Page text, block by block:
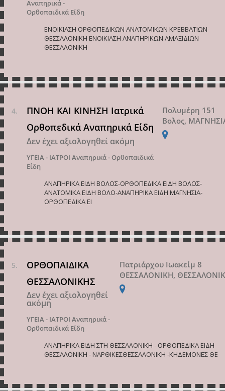
Αναπηρικά -
Ορθοπαιδικά Είδη
ΕΝΟΙΚΙΑΣΗ ΟΡΘΟΠΕΔΙΚΩΝ ΑΝΑΤΟΜΙΚΩΝ ΚΡΕΒΒΑΤΙΩΝ
ΘΕΣΣΑΛΟΝΙΚΗ ΕΝΟΙΚΙΑΣΗ ΑΝΑΠΗΡΙΚΩΝ ΑΜΑΞΙΔΙΩΝ
ΘΕΣΣΑΛΟΝΙΚΗ
ΠΝΟΗ ΚΑΙ ΚΙΝΗΣΗ Ιατρικά
Ορθοπεδικά Αναπηρικά Είδη
Δεν έχει αξιολογηθεί ακόμη
ΥΓΕΙΑ - ΙΑΤΡΟΙ Αναπηρικά - Ορθοπαιδικά
Είδη
Πολυμέρη 151
Βολος,
ΑΝΑΠΗΡΙΚΑ ΕΙΔΗ ΒΟΛΟΣ-ΟΡΘΟΠΕΔΙΚΑ ΕΙΔΗ ΒΟΛΟΣ-
ΑΝΑΤΟΜΙΚΑ ΕΙΔΗ ΒΟΛΟ-ΑΝΑΠΗΡΙΚΑ ΕΙΔΗ ΜΑΓΝΗΣΙΑ-
ΟΡΘΟΠΕΔΙΚΑ ΕΙ
ΟΡΘΟΠΑΙΔΙΚΑ
ΘΕΣΣΑΛΟΝΙΚΗΣ
Δεν έχει αξιολογηθεί
ακόμη
ΥΓΕΙΑ - ΙΑΤΡΟΙ Αναπηρικά -
Ορθοπαιδικά Είδη
Πατριάρχου Ιωακείμ 8
ΘΕΣΣΑΛΟΝΙΚΗ,
ΑΝΑΠΗΡΙΚΑ ΕΙΔΗ ΣΤΗ ΘΕΣΣΑΛΟΝΙΚΗ - ΟΡΘΟΠΕΔΙΚΑ ΕΙΔΗ
ΘΕΣΣΑΛΟΝΙΚΗ - ΝΑΡΘΙΚΕΣΘΕΣΣΑΛΟΝΙΚΗ -ΚΗΔΕΜΟΝΕΣ ΘΕ